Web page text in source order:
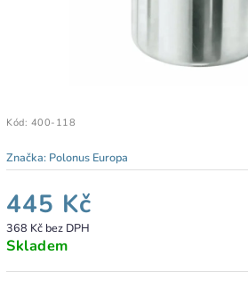
Kód: 400-118
Značka: Polonus Europa
445 Kč
368 Kč bez DPH
Skladem